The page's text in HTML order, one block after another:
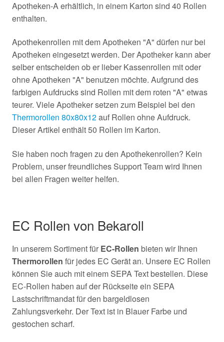
Apotheken-A erhältlich, in einem Karton sind 40 Rollen
enthalten.
Apothekenrollen mit dem Apotheken "A" dürfen nur bei
Apotheken eingesetzt werden. Der Apotheker kann aber
selber entscheiden ob er lieber Kassenrollen mit oder
ohne Apotheken "A" benutzen möchte. Aufgrund des
farbigen Aufdrucks sind Rollen mit dem roten "A" etwas
teurer. Viele Apotheker setzen zum Beispiel bei den
Thermorollen 80x80x12auf Rollen ohne Aufdruck.
Dieser Artikel enthält 50 Rollen im Karton.
Sie haben noch fragen zu den Apothekenrollen? Kein
Problem, unser freundliches Support Team wird Ihnen
bei allen Fragen weiter helfen.
EC Rollen von Bekaroll
In unserem Sortiment für EC-Rollen bieten wir Ihnen
Thermorollen für jedes EC Gerät an. Unsere EC Rollen
können Sie auch mit einem SEPA Text bestellen. Diese
EC-Rollen haben auf der Rückseite ein SEPA
Lastschriftmandat für den bargeldlosen
Zahlungsverkehr. Der Text ist in Blauer Farbe und
gestochen scharf.